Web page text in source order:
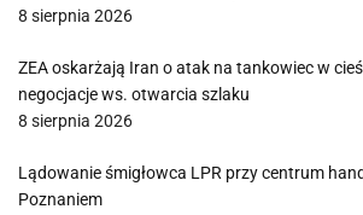
8 sierpnia 2026
ZEA oskarżają Iran o atak na tankowiec w
negocjacje ws. otwarcia szlaku
8 sierpnia 2026
Lądowanie śmigłowca LPR przy centrum
Poznaniem